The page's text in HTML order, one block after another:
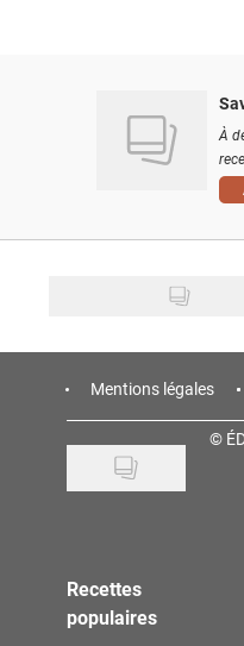
À
Mentions légales
©
Recettes
populaires